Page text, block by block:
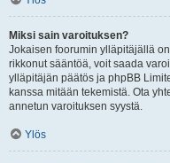
Miksi sain varoituksen?
Jokaisen foorumin ylläpitäjällä
rikkonut sääntöä, voit saada
ylläpitäjän päätös ja phpBB
kanssa mitään tekemistä. Ota
annetun varoituksen syystä.
Ylös